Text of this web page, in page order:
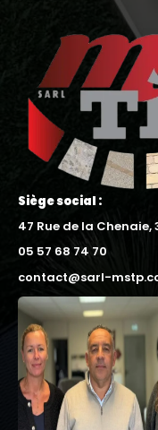
Siège social :
47 Rue de la Chenaie,
05 57 68 74 70
contact@sarl-